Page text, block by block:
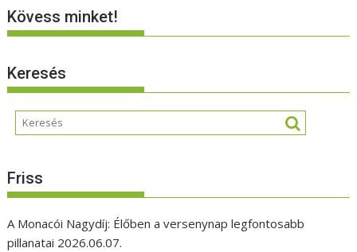
Kövess minket!
Keresés
Friss
A Monacói Nagydíj: Élőben a versenynap legfontosabb
pillanatai 2026.06.07.